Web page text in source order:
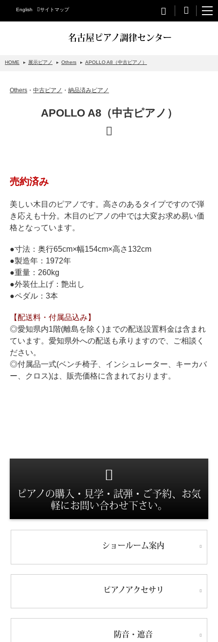
English サイトマップ
名古屋ピアノ調律センター
グランドピアノ
ベヒシュタイングランドピアノ
ベヒシュタインアップライトピアノ
ホフマングランドピアノ
中古ピアノ
調律
修理
タッチ・音色の調整
HOME 展示ピアノ Others APOLLO A8（中古ピアノ）
Others ・ 中古ピアノ ・ 納品済みピアノ
APOLLO A8（中古ピアノ）
売約済み
美しい木目のピアノです。高さのあるタイプですので弾
き応えも十分。木目のピアノの中では大変お求め易い価
格となっています。
●寸法：奥行65cm×幅154cm×高さ132cm
●製造年：1972年
●重量：260kg
●外装仕上げ：艶出し
●ペダル：3本
【配送料・付属品込み】
◎愛知県内1階(離島を除く)までの配送設置料金は含まれ
ています。愛知県外への配送も承りますので、ご相談く
ださい。
◎付属品一式(ベンチ椅子、インシュレーター、キーカバ
ー、クロス)は、販売価格に含まれております。
ピアノの購入・見学・試弾・ご予約、お気
軽にお問い合わせ下さい。
ショールーム案内
ピアノアクセサリ
防音・遮音